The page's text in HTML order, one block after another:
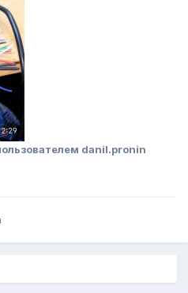
danil.pronin